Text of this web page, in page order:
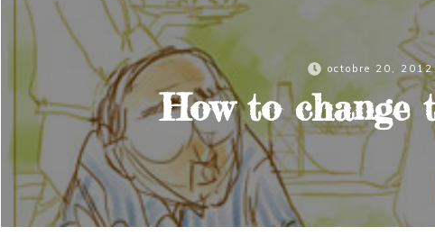
octobre 20, 2012
How to change